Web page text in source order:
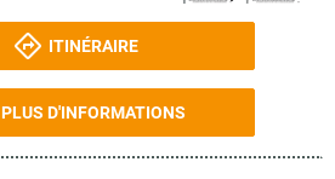
ITINÉRAIRE
PLUS D'INFORMATIONS